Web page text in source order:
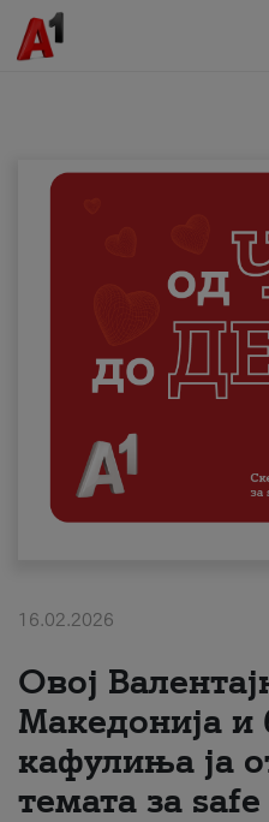
Поддршка
Надополни кредит
Плати сметка
#ПодобарОнлајн
16.02.2026
Овој
Македонија и
кафулиња ја
темата за